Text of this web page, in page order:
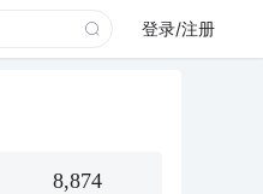
登录/注册
8,874